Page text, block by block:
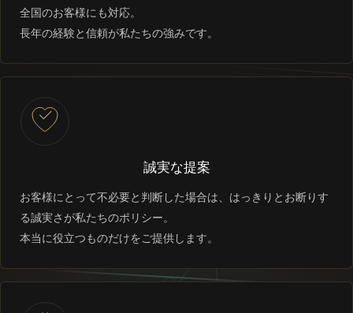
全国のお客様にも対応。
長年の経験と信頼が私たちの強みです。
誠実な提案
お客様にとって不必要と判断した場合は、はっきりとお断りす
る誠実さが私たちのポリシー。
本当に役立つものだけをご提供します。